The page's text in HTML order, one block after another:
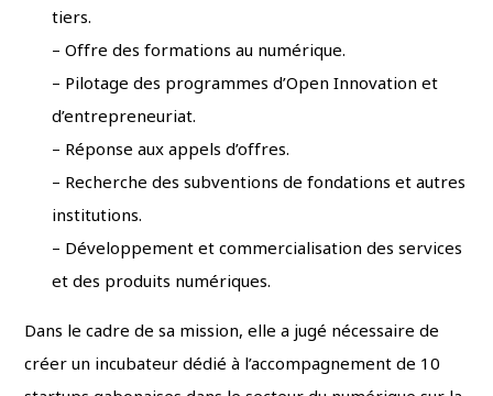
tiers.
– Offre des formations au numérique.
– Pilotage des programmes d’Open Innovation et
d’entrepreneuriat.
– Réponse aux appels d’offres.
– Recherche des subventions de fondations et autres
institutions.
– Développement et commercialisation des services
et des produits numériques.
Dans le cadre de sa mission, elle a jugé nécessaire de
créer un incubateur dédié à l’accompagnement de 10